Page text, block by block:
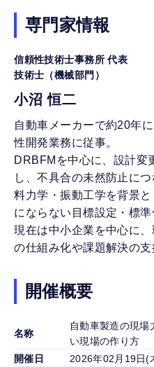
専門家情報
信頼性技術士事務所 代表
技術士（機械部門）
小沼 恒二
自動車メーカーで約20年
性開発業務に従事。
DRBFMを中心に、設計変
し、不具合の未然防止に
料力学・振動工学を背景
にならない目標設定・標準
現在は中小企業を中心に
の仕組み化や課題解決の支
開催概要
名称
自動車製造の現場
い現場の作り方
開催日
2026年02月19日(